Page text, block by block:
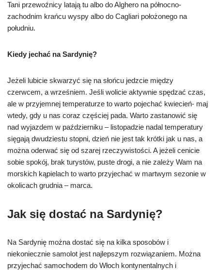
Tani przewoźnicy latają tu albo do Alghero na północno-
zachodnim krańcu wyspy albo do Cagliari położonego na
południu.
Kiedy jechać na Sardynię?
Jeżeli lubicie skwarzyć się na słońcu jedzcie między
czerwcem, a wrześniem. Jeśli wolicie aktywnie spędzać czas,
ale w przyjemnej temperaturze to warto pojechać kwiecień- maj
wtedy, gdy u nas coraz częściej pada. Warto zastanowić się
nad wyjazdem w październiku – listopadzie nadal temperatury
sięgają dwudziestu stopni, dzień nie jest tak krótki jak u nas, a
można oderwać się od szarej rzeczywistości. A jeżeli cenicie
sobie spokój, brak turystów, puste drogi, a nie zależy Wam na
morskich kąpielach to warto przyjechać w martwym sezonie w
okolicach grudnia – marca.
Jak się dostać na Sardynię?
Na Sardynię można dostać się na kilka sposobów i
niekoniecznie samolot jest najlepszym rozwiązaniem. Można
przyjechać samochodem do Włoch kontynentalnych i